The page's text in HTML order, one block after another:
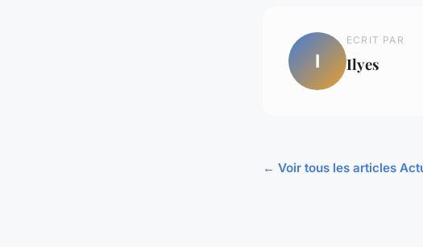
I
ECRIT PAR
Ilyes
← Voir tous les articles